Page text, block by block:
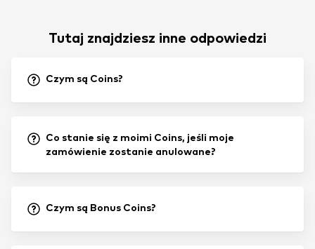
Tutaj znajdziesz inne odpowiedzi
Czym są Coins?
Co stanie się z moimi Coins, jeśli moje
zamówienie zostanie anulowane?
Czym są Bonus Coins?